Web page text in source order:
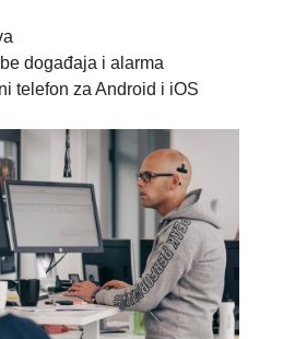
događaja i alarma
telefon za Android i iOS